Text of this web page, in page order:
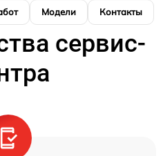
Модели Контакты
сервис-